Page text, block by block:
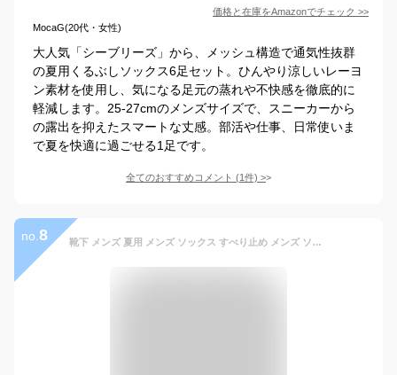
価格と在庫をAmazonでチェック >>
MocaG(20代・女性)
大人気「シーブリーズ」から、メッシュ構造で通気性抜群
の夏用くるぶしソックス6足セット。ひんやり涼しいレーヨ
ン素材を使用し、気になる足元の蒸れや不快感を徹底的に
軽減します。25-27cmのメンズサイズで、スニーカーから
の露出を抑えたスマートな丈感。部活や仕事、日常使いま
で夏を快適に過ごせる1足です。
全てのおすすめコメント (1件) >
no. 8 靴下 メンズ 夏用 メンズ ソックス すべり止め メンズ ソックス 滑り止め メンズ ソックス くるぶし メンズ ソックス メッシュ 靴下 メンズ 綿 靴下 フットカバー 男女 蒸れない靴下 消臭靴下 コットン 5足セット